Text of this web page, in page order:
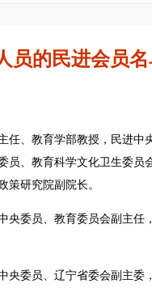
员的民进会员
、教育学部教授，民进中
员、教育科学文化卫生委员
策研究院副院长。
委员、教育委员会副主任
委员、辽宁省委会副主委